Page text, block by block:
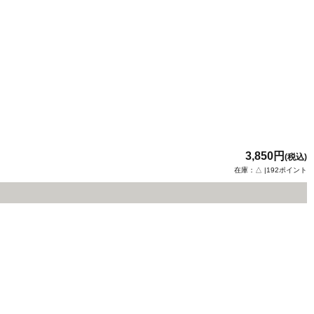
3,850円 (税込)
在庫：△ |192ポイント